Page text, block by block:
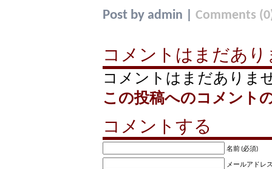
Post by admin Comments
コメントはまだあ
コメントはまだありま
この投稿へのコメント
コメントする
名前 (必須)
メールアドレ